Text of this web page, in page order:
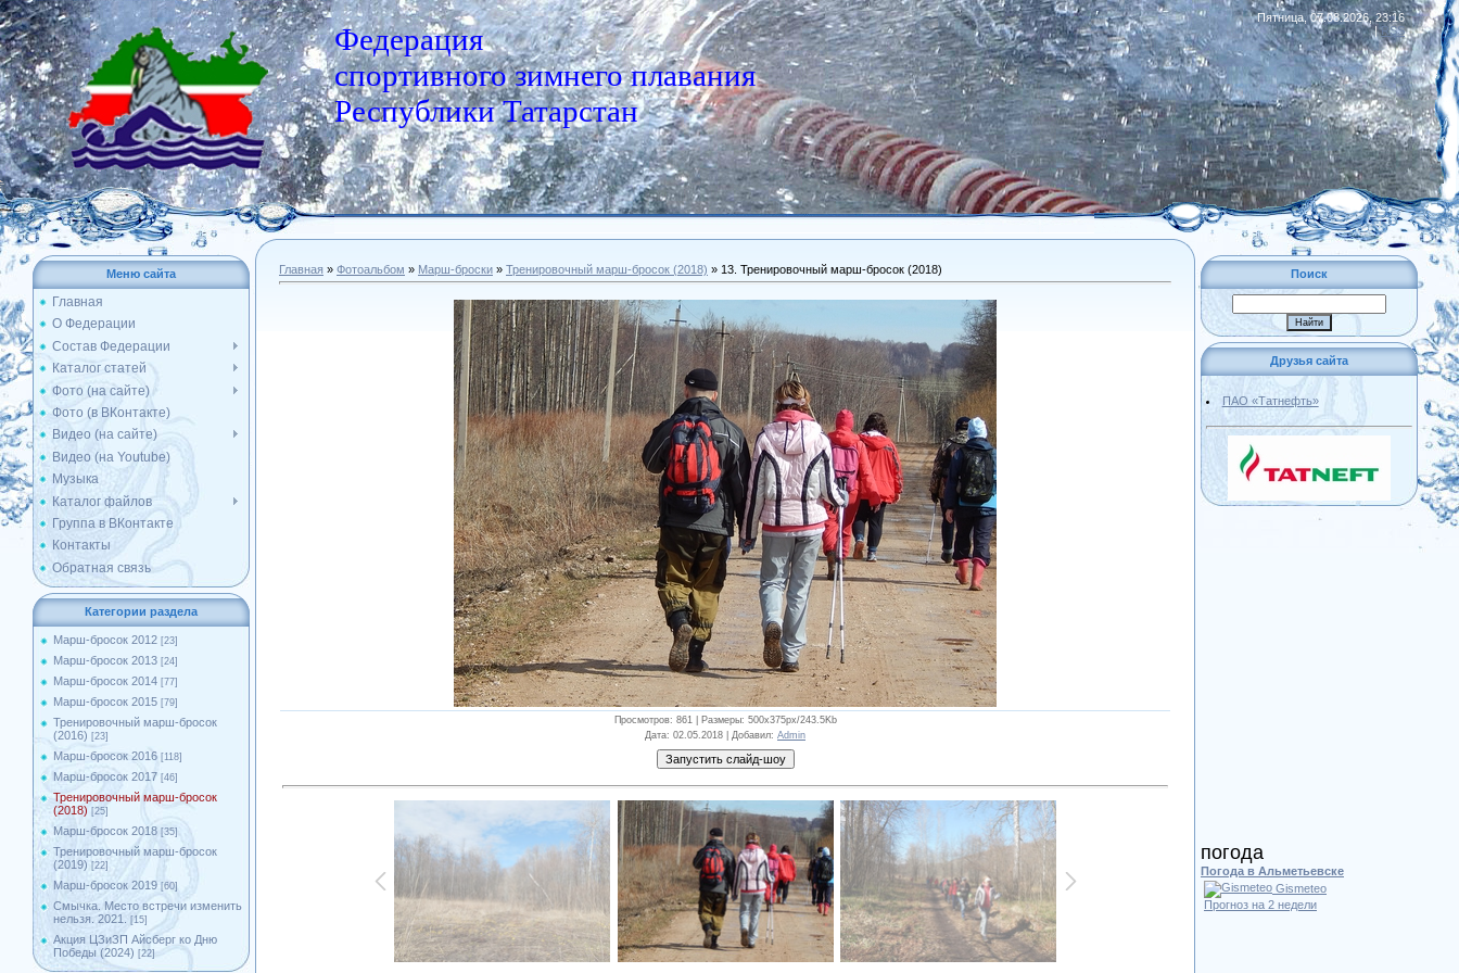
Федерация
спортивного зимнего плавания
Республики Татарстан
Пятница, 07.08.2026, 23:16
|RSS
Меню сайта
Главная
О Федерации
Состав Федерации
Каталог статей
Фото (на сайте)
Фото (в ВКонтакте)
Видео (на сайте)
Видео (на Youtube)
Музыка
Каталог файлов
Группа в ВКонтакте
Контакты
Обратная связь
Категории раздела
Марш-бросок 2012 [23]
Марш-бросок 2013 [24]
Марш-бросок 2014 [77]
Марш-бросок 2015 [79]
Тренировочный марш-бросок
(2016) [23]
Марш-бросок 2016 [118]
Марш-бросок 2017 [46]
Тренировочный марш-бросок
(2018) [25]
Марш-бросок 2018 [35]
Тренировочный марш-бросок
(2019) [22]
Марш-бросок 2019 [60]
Смычка. Место встречи изменить
нельзя. 2021.
[15]
Акция ЦЗиЗП Айсберг ко Дню
Победы (2024) [22]
Главная » Фотоальбом » Марш-броски » Тренировочный марш-бросок (2018) » 13. Тренировочный марш-бросок (2018)
Просмотров: 861 | Размеры: 500x375px/243.5Kb
Дата: 02.05.2018 | Добавил: Admin
Поиск
Друзья сайта
ПАО «Татнефть»
погода
Погода в Альметьевске
Gismeteo
Прогноз на 2 недели